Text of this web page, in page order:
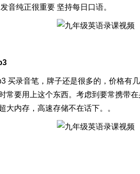
音纯正很重要 坚持每日口语。
买录音笔，牌子还是很多的，价格有
常要用上这个东西。考虑到要常携带
大内存，高速存储不在话下。。